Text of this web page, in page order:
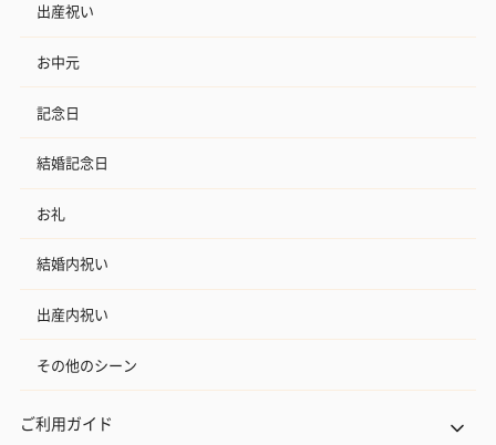
出産祝い
お中元
記念日
結婚記念日
お礼
結婚内祝い
出産内祝い
その他のシーン
ご利用ガイド